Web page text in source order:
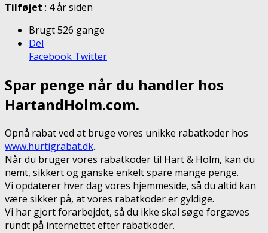
Tilføjet : 4 år siden
Brugt 526 gange
Del
Facebook Twitter
Spar penge når du handler hos
HartandHolm.com.
Opnå rabat ved at bruge vores unikke rabatkoder hos
www.hurtigrabat.dk.
Når du bruger vores rabatkoder til Hart & Holm, kan du
nemt, sikkert og ganske enkelt spare mange penge.
Vi opdaterer hver dag vores hjemmeside, så du altid kan
være sikker på, at vores rabatkoder er gyldige.
Vi har gjort forarbejdet, så du ikke skal søge forgæves
rundt på internettet efter rabatkoder.